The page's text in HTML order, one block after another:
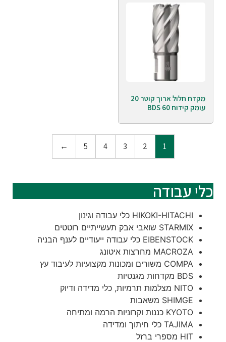
כלי עבודה
HIKOKI-HITACHI כלי עבודה וגינון
STARMIX שואבי אבק תעשייתיים רוטטים
EIBENSTOCK כלי עבודה ייעודיים לענף הבניה
MACROZA מחרצות איטונג
COMPA משורים ומכונות מקצועיות לעיבוד עץ
BDS מקדחות מגנטיות
NITO מצלמות תרמיות, כלי מדידה ודיוק
SHIMGE משאבות
KYOTO כננות וקרוניות הרמה ומתיחה
TAJIMA כלי חיתוך ומדידה
HIT מספרי ברזל
מקדח חלול ארוך קוטר 20
עומק קידוח 60 BDS
1
2
3
4
5
←